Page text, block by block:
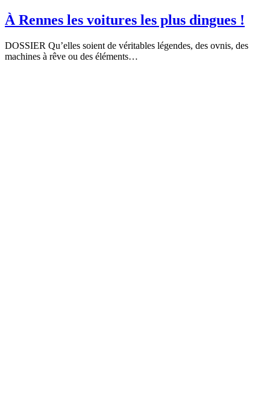
À Rennes les voitures les plus dingues !
DOSSIER Qu’elles soient de véritables légendes, des ovnis, des
machines à rêve ou des éléments…